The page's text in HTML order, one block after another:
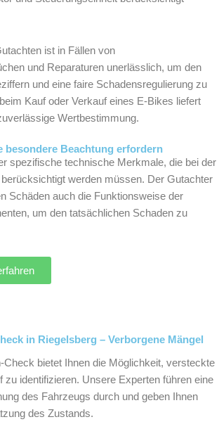
ist in Fällen von
und Reparaturen unerlässlich, um den
und eine faire Schadensregulierung zu
Kauf oder Verkauf eines E-Bikes liefert
Wertbestimmung.
besondere Beachtung erfordern
spezifische technische Merkmale, die bei der
werden müssen. Der Gutachter
Schäden auch die Funktionsweise der
um den tatsächlichen Schaden zu
in Riegelsberg – Verborgene Mängel
Check bietet Ihnen die Möglichkeit, versteckte
zu identifizieren. Unsere Experten führen eine
des Fahrzeugs durch und geben Ihnen
des Zustands.